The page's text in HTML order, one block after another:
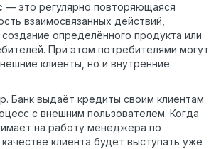
— это регулярно повторяющаяся
взаимосвязанных действий,
определённого продукта или
При этом потребителями могут
клиенты, но и внутренние
Банк выдаёт кредиты своим клиентам
с внешним пользователем. Когда
на работу менеджера по
клиента будет выступать уже